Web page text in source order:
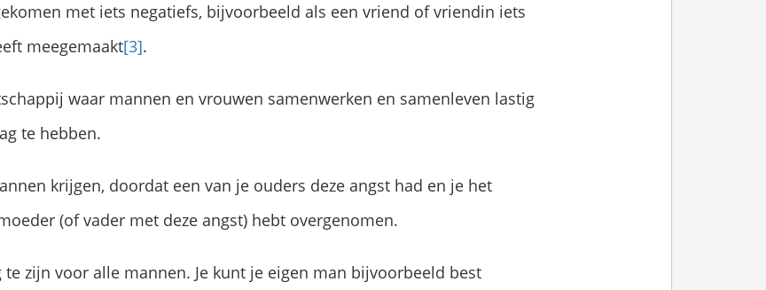
met iets negatiefs, bijvoorbeeld als een vriend of vriendin iets
meegemaakt[3].
waar mannen en vrouwen samenwerken en samenleven lastig
te hebben.
krijgen, doordat een van je ouders deze angst had en je het
(of vader met deze angst) hebt overgenomen.
te zijn voor alle mannen. Je kunt je eigen man bijvoorbeeld best